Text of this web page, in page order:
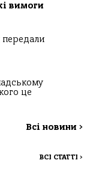
вимоги
передали
це
Всі новини >
ВСІ СТАТТІ >